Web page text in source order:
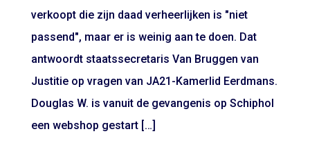
verkoopt die zijn daad verheerlijken is "niet
passend", maar er is weinig aan te doen. Dat
antwoordt staatssecretaris Van Bruggen van
Justitie op vragen van JA21-Kamerlid Eerdmans.
Douglas W. is vanuit de gevangenis op Schiphol
een webshop gestart […]